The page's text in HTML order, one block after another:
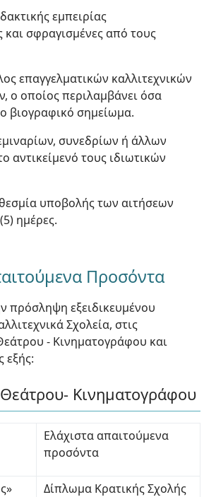
εμπειρίας
και σφραγισμένες από τους
επαγγελματικών καλλιτεχνικών
ο οποίος περιλαμβάνει όσα
βιογραφικό σημείωμα.
συνεδρίων ή άλλων
αντικείμενό τους ιδιωτικών
υποβολής των αιτήσεων
ημέρες.
Προσόντα
πρόσληψη εξειδικευμένου
Σχολεία, στις
- Κινηματογράφου και
εξής:
Κινηματογράφου
Ελάχιστα απαιτούμενα
προσόντα
Δίπλωμα Κρατικής Σχολής